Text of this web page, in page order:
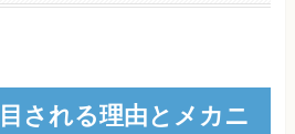
される理由とメカニ